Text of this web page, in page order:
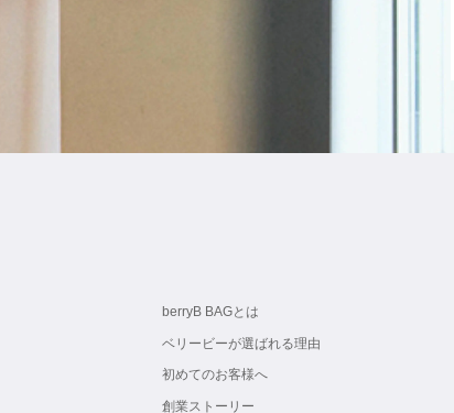
berryB BAGとは
ベリービーが選ばれる理由
初めてのお客様へ
創業ストーリー